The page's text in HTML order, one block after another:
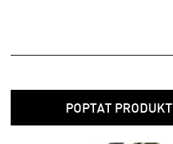
POPTAT PRODUKT